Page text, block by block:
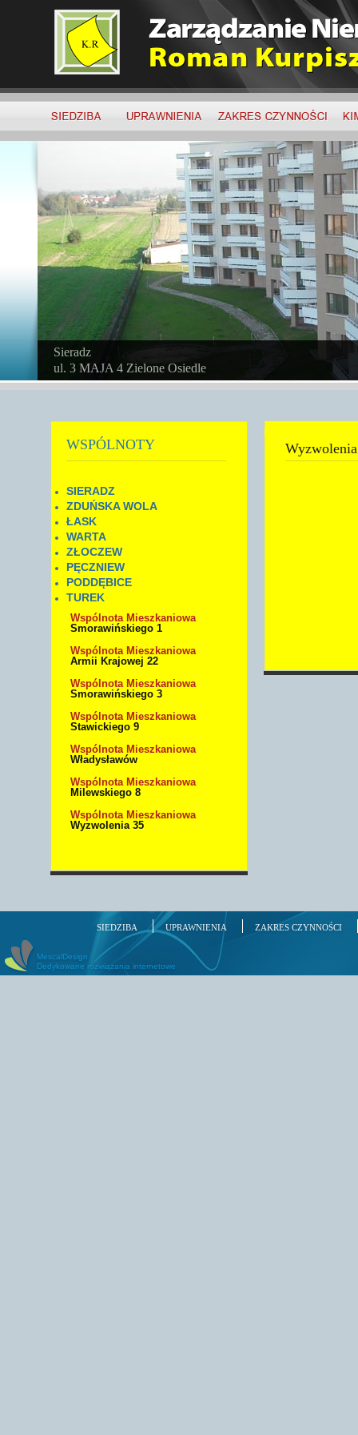
Sieradz
ul. 3 MAJA 4 Zielone Osiedle
WSPÓLNOTY
SIERADZ
ZDUŃSKA WOLA
ŁASK
WARTA
ZŁOCZEW
PĘCZNIEW
PODDĘBICE
TUREK
Wspólnota Mieszkaniowa
Smorawińskiego 1
Wspólnota Mieszkaniowa
Armii Krajowej 22
Wspólnota Mieszkaniowa
Smorawińskiego 3
Wspólnota Mieszkaniowa
Stawickiego 9
Wspólnota Mieszkaniowa
Władysławów
Wspólnota Mieszkaniowa
Milewskiego 8
Wspólnota Mieszkaniowa
Wyzwolenia 35
SIEDZIBA UPRAWNIENIA ZAKRES CZYNNOŚCI
MescalDesign
Dedykowane rozwiązania internetowe